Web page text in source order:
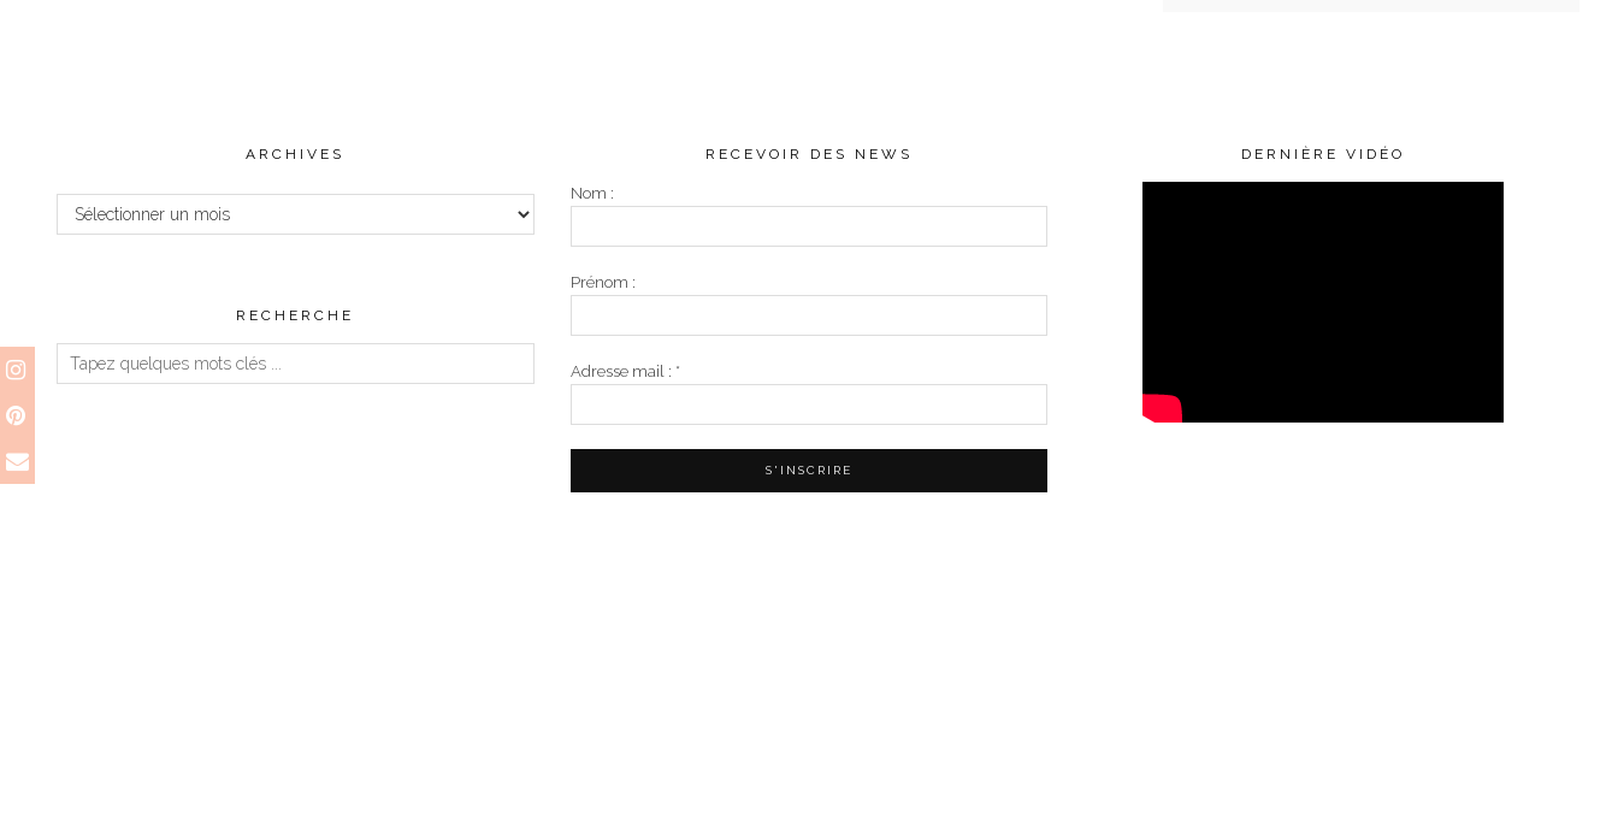
ARCHIVES
Archives
RECHERCHE
RECEVOIR DES NEWS
Nom :
Prénom :
Adresse mail : *
DERNIÈRE VIDÉO